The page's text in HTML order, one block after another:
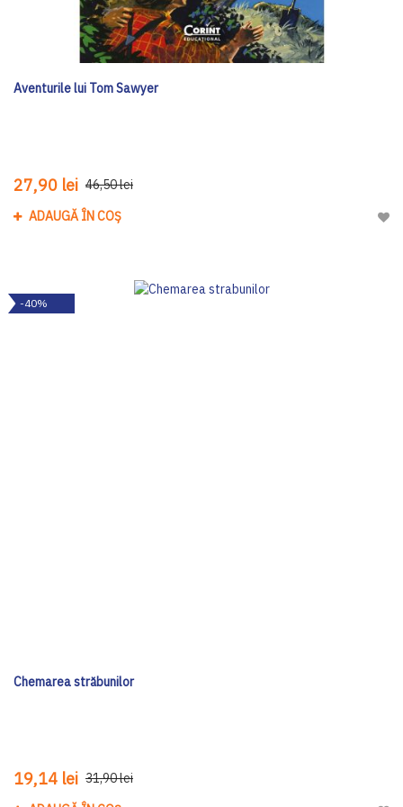
Aventurile lui Tom Sawyer
27,90 lei 46,50 lei
ADAUGĂ ÎN COȘ
-40%
Chemarea străbunilor
19,14 lei 31,90 lei